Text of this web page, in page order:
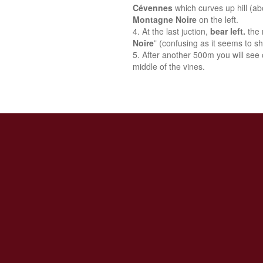
Cévennes which curves up hill
Montagne Noire on the left.
At the last juction, bear left. the
Noire” (confusing as it seems to
After another 500m you will
middle of the vines.